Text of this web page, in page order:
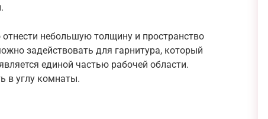
небольшую толщину и пространство
задействовать для гарнитура, который
единой частью рабочей области.
в углу комнаты.